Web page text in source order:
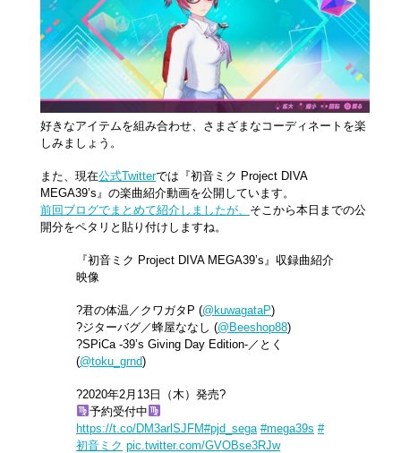
好きなアイテムを組み合わせ、さまざまなコーディネートを楽
しみましょう。
また、現在公式Twitterでは『初音ミク Project DIVA
MEGA39’s』の楽曲紹介動画を公開しています。
前回ブログでまとめて紹介しましたが、 そこから本日までの公
開分をペタリと貼り付けしますね。
『初音ミク Project DIVA MEGA39’s』収録曲紹介
映像
?君の体温／クワガタP (@kuwagataP)
?ジターバグ／蜂屋ななし (@Beeshop88)
?SPiCa -39’s Giving Day Edition-／とく
(@toku_grnd)
?2020年2月13日（木）発売?
予約受付中
https://t.co/DM3arlSJFM#pjd_sega #mega39s #
初音ミク pic.twitter.com/GVOBse3RJw